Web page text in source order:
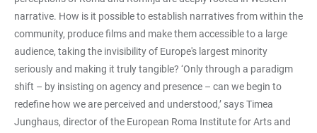
narrative. How is it possible to establish narratives from within the
community, produce films and make them accessible to a large
audience, taking the invisibility of Europe's largest minority
seriously and making it truly tangible? ‘Only through a paradigm
shift – by insisting on agency and presence – can we begin to
redefine how we are perceived and understood,’ says Timea
Junghaus, director of the European Roma Institute for Arts and